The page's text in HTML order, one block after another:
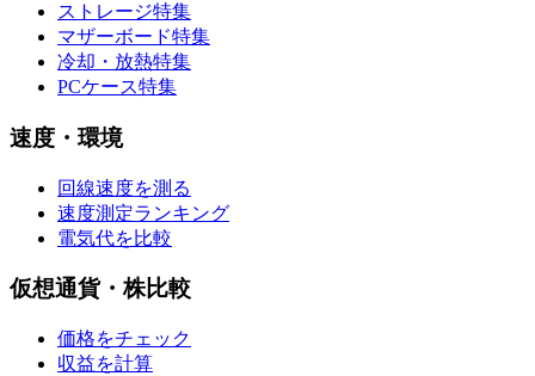
ストレージ特集
マザーボード特集
冷却・放熱特集
PCケース特集
速度・環境
回線速度を測る
速度測定ランキング
電気代を比較
仮想通貨・株比較
価格をチェック
収益を計算